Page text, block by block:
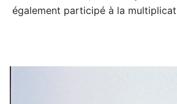
également participé à la